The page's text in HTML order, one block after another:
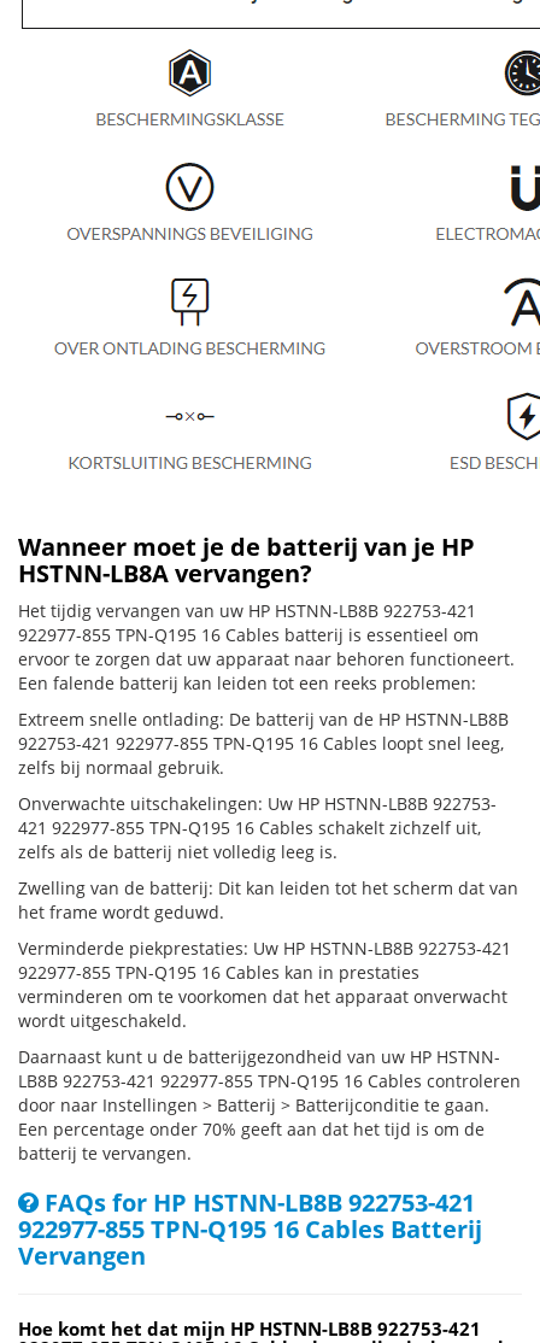
Wanneer moet je de batterij van je HP
HSTNN-LB8A vervangen?
Het tijdig vervangen van uw HP HSTNN-LB8B 922753-421
922977-855 TPN-Q195 16 Cables batterij is essentieel om
ervoor te zorgen dat uw apparaat naar behoren functioneert.
Een falende batterij kan leiden tot een reeks problemen:
Extreem snelle ontlading: De batterij van de HP HSTNN-LB8B
922753-421 922977-855 TPN-Q195 16 Cables loopt snel leeg,
zelfs bij normaal gebruik.
Onverwachte uitschakelingen: Uw HP HSTNN-LB8B 922753-
421 922977-855 TPN-Q195 16 Cables schakelt zichzelf uit,
zelfs als de batterij niet volledig leeg is.
Zwelling van de batterij: Dit kan leiden tot het scherm dat van
het frame wordt geduwd.
Verminderde piekprestaties: Uw HP HSTNN-LB8B 922753-421
922977-855 TPN-Q195 16 Cables kan in prestaties
verminderen om te voorkomen dat het apparaat onverwacht
wordt uitgeschakeld.
Daarnaast kunt u de batterijgezondheid van uw HP HSTNN-
LB8B 922753-421 922977-855 TPN-Q195 16 Cables controleren
door naar Instellingen > Batterij > Batterijconditie te gaan.
Een percentage onder 70% geeft aan dat het tijd is om de
batterij te vervangen.
FAQs for HP HSTNN-LB8B 922753-421
922977-855 TPN-Q195 16 Cables Batterij
Vervangen
Hoe komt het dat mijn HP HSTNN-LB8B 922753-421